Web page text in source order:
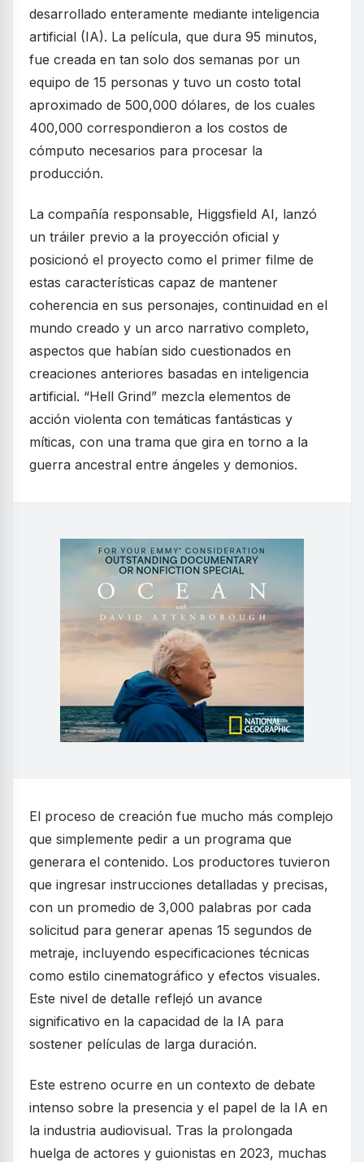
desarrollado enteramente mediante inteligencia
artificial (IA). La película, que dura 95 minutos,
fue creada en tan solo dos semanas por un
equipo de 15 personas y tuvo un costo total
aproximado de 500,000 dólares, de los cuales
400,000 correspondieron a los costos de
cómputo necesarios para procesar la
producción.
La compañía responsable, Higgsfield AI, lanzó
un tráiler previo a la proyección oficial y
posicionó el proyecto como el primer filme de
estas características capaz de mantener
coherencia en sus personajes, continuidad en el
mundo creado y un arco narrativo completo,
aspectos que habían sido cuestionados en
creaciones anteriores basadas en inteligencia
artificial. “Hell Grind” mezcla elementos de
acción violenta con temáticas fantásticas y
míticas, con una trama que gira en torno a la
guerra ancestral entre ángeles y demonios.
El proceso de creación fue mucho más complejo
que simplemente pedir a un programa que
generara el contenido. Los productores tuvieron
que ingresar instrucciones detalladas y precisas,
con un promedio de 3,000 palabras por cada
solicitud para generar apenas 15 segundos de
metraje, incluyendo especificaciones técnicas
como estilo cinematográfico y efectos visuales.
Este nivel de detalle reflejó un avance
significativo en la capacidad de la IA para
sostener películas de larga duración.
Este estreno ocurre en un contexto de debate
intenso sobre la presencia y el papel de la IA en
la industria audiovisual. Tras la prolongada
huelga de actores y guionistas en 2023, muchas